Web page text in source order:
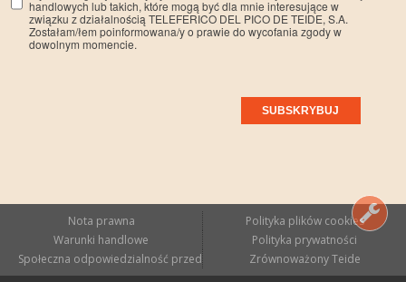
handlowych lub takich, które mogą być dla mnie interesujące w
związku z działalnością TELEFERICO DEL PICO DE TEIDE, S.A.
Zostałam/łem poinformowana/y o prawie do wycofania zgody w
dowolnym momencie.
Nota prawna
Polityka plików cookies
Warunki handlowe
Polityka prywatności
Społeczna odpowiedzialność przedsiębiorstwZrównoważony Teide